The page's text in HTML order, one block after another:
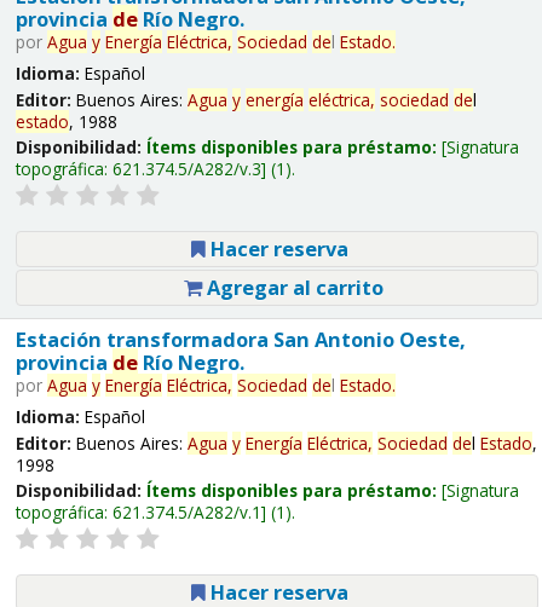
provincia deRío Negro.
por Agua y Energía Eléctrica, Sociedad del Estado.
Idioma: Español
Editor: Buenos Aires: Agua y energía eléctrica, sociedad del
estado, 1988
Disponibilidad: Ítems disponibles para préstamo: Signatura
topográfica: 621.374.5/A282/v.3 (1).
Hacer reserva
Agregar al carrito
Estación transformadora San Antonio Oeste,
provincia deRío Negro.
por Agua y Energía Eléctrica, Sociedad del Estado.
Idioma: Español
Editor: Buenos Aires: Agua y Energía Eléctrica, Sociedad del Estado,
1998
Disponibilidad: Ítems disponibles para préstamo: Signatura
topográfica: 621.374.5/A282/v.1 (1).
Hacer reserva